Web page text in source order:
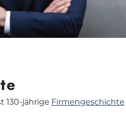
130-jährige Firmengeschichte